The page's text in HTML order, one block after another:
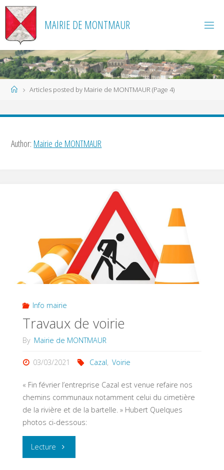
Skip
content
MAIRIE DE MONTMAUR
HomeArticles posted by Mairie de MONTMAUR (Page 4)
Author: Mairie de MONTMAUR
Info mairie
Travaux de voirie
By Mairie de MONTMAUR
03/03/2021 Cazal, Voirie
« Fin février l’entreprise Cazal est venue refaire nos
chemins communaux notamment celui du cimetière
de la rivière et de la bartelle. » Hubert Quelques
photos ci-dessous:
Lecture "Travaux